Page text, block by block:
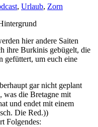
, Urlaub, Zorn
hier andere Saiten
ihre Burkinis gebügelt, die
gefüttert, um euch eine
gar nicht geplant
was die Bretagne mit
und endet mit einem
Die Red.))
Folgendes: